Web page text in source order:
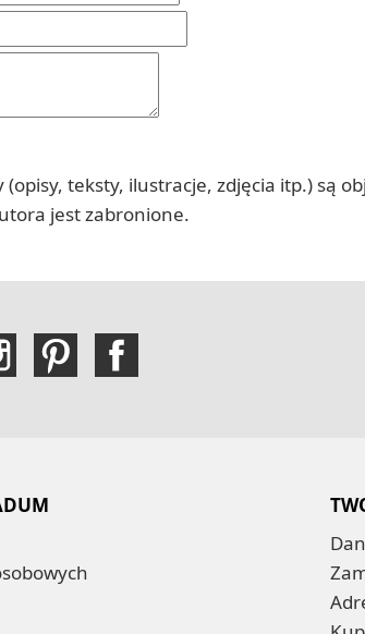
(opisy, teksty, ilustracje, zdjęcia itp.) są
jest zabronione.